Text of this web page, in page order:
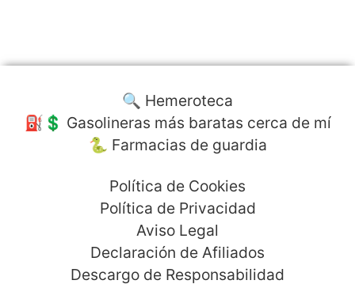
🔍 Hemeroteca
⛽️💲 Gasolineras más baratas cerca de mí
🐍 Farmacias de guardia
Política de Cookies
Política de Privacidad
Aviso Legal
Declaración de Afiliados
Descargo de Responsabilidad